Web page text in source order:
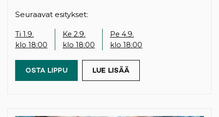
Seuraavat esitykset:
Ti 1.9.
klo 18:00
Ke 2.9.
klo 18:00
Pe 4.9.
klo 18:00
OSTA LIPPU(OPENS IN A NEW TAB)
LUE LISÄÄ